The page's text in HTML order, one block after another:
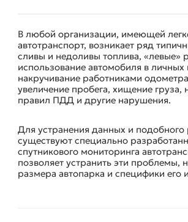
В любой организации, имеющей
автотранспорт, возникает ряд
сливы и недоливы топлива, «левые»
использование автомобиля в личных
накручивание работниками
увеличение пробега, хищение груза,
правил ПДД и другие нарушения.
Для устранения данных и
существуют специально
спутникового мониторинга
позволяет устранить эти проблемы,
размера автопарка и специфики его